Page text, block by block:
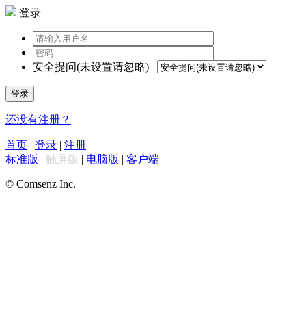
登录
安全提问(未设置请忽略)
登录
还没有注册？
首页 | 登录 | 注册
标准版 | 触屏版 | 电脑版 | 客户端
© Comsenz Inc.